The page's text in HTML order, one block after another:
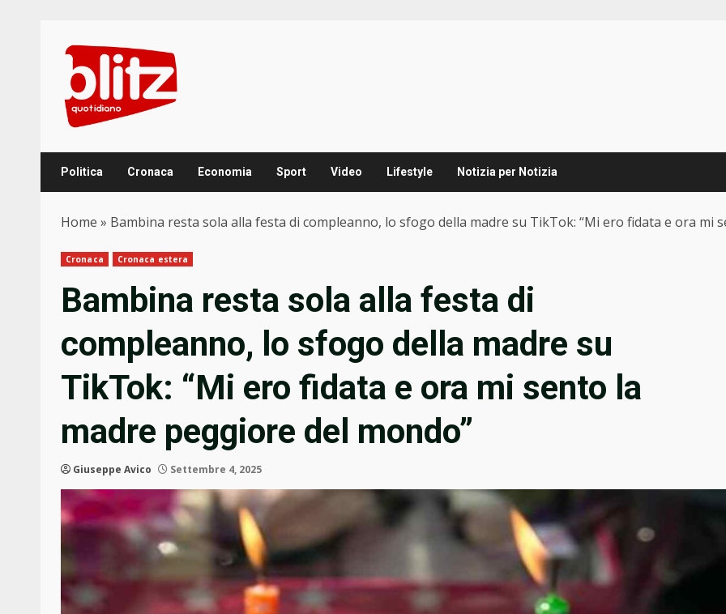
content
Politica Cronaca Economia Sport Video Lifestyle Notizia per Notizia
Home » Bambina resta sola alla festa di compleanno, lo sfogo della madre su TikTok: “Mi ero fidata e ora mi
Cronaca Cronaca estera
Bambina resta sola alla festa di
compleanno, lo sfogo della madre su
TikTok: “Mi ero fidata e ora mi sento la
madre peggiore del mondo”
Giuseppe Avico Settembre 4, 2025